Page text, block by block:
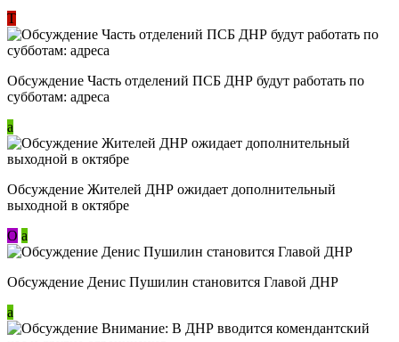
Т
Обсуждение Часть отделений ПСБ ДНР будут работать по
субботам: адреса
a
Обсуждение Жителей ДНР ожидает дополнительный
выходной в октябре
О a
Обсуждение Денис Пушилин становится Главой ДНР
a